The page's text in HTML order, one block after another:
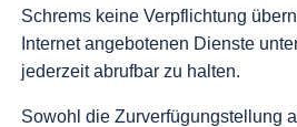
Schrems keine Verpflichtung
Internet angebotenen Dienste
jederzeit abrufbar zu halten.
Sowohl die Zurverfügungstellung